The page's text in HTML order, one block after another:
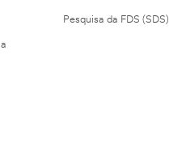
Pesquisa da FDS (SDS)